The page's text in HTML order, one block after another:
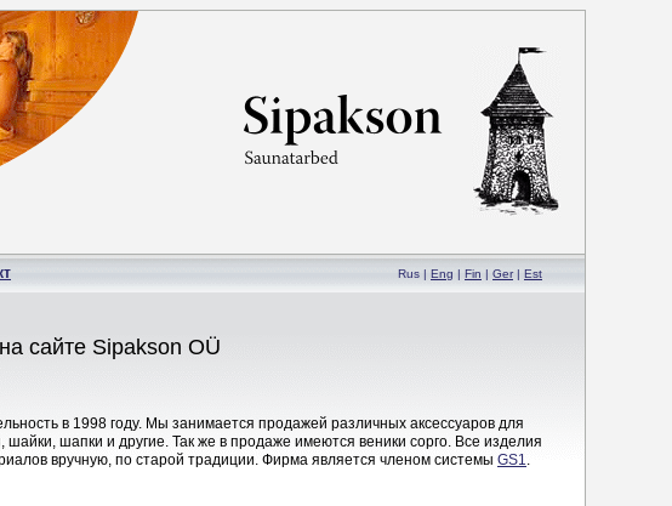
Rus | Eng | Fin | Ger| Est
сайте Sipakson OÜ
в 1998 году. Мы занимается продажей различных аксессуаров для
шайки, шапки и другие. Так же в продаже имеются веники сорго. Все изделия
вручную, по старой традиции. Фирма является членом системы GS1.